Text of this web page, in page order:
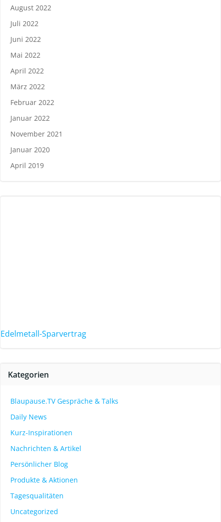
August 2022
Juli 2022
Juni 2022
Mai 2022
April 2022
März 2022
Februar 2022
Januar 2022
November 2021
Januar 2020
April 2019
Edelmetall-Sparvertrag
Kategorien
Blaupause.TV Gespräche & Talks
Daily News
Kurz-Inspirationen
Nachrichten & Artikel
Persönlicher Blog
Produkte & Aktionen
Tagesqualitäten
Uncategorized